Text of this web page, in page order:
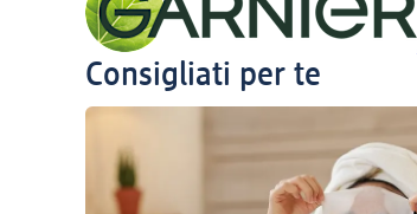
Consigliati per te